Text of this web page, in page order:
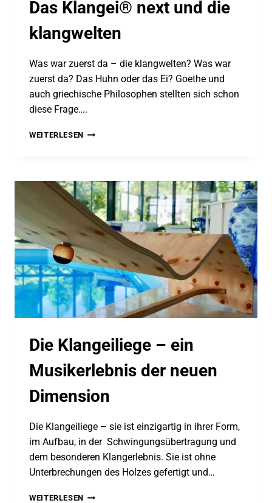
Das Klangei® next und die
klangwelten
Was war zuerst da – die klangwelten? Was war
zuerst da? Das Huhn oder das Ei? Goethe und
auch griechische Philosophen stellten sich schon
diese Frage….
WEITERLESEN DAS
DIE
KLANGWELTEN
Die Klangeiliege – ein
Musikerlebnis der neuen
Dimension
Die Klangeiliege – sie ist einzigartig in ihrer Form,
im Aufbau, in der Schwingungsübertragung und
dem besonderen Klangerlebnis. Sie ist ohne
Unterbrechungen des Holzes gefertigt und…
WEITERLESEN DIE